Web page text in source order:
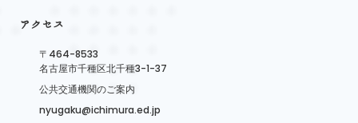
アクセス
〒464-8533
名古屋市千種区北千種3-1-37
公共交通機関のご案内
nyugaku@ichimura.ed.jp